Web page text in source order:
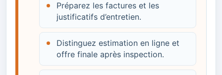
Préparez les factures et les
justificatifs d’entretien.
Distinguez estimation en ligne et
offre finale après inspection.